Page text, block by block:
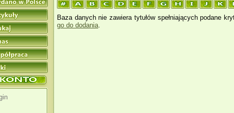
Baza danych nie zawiera tytułów spełniających podane
go do dodania.